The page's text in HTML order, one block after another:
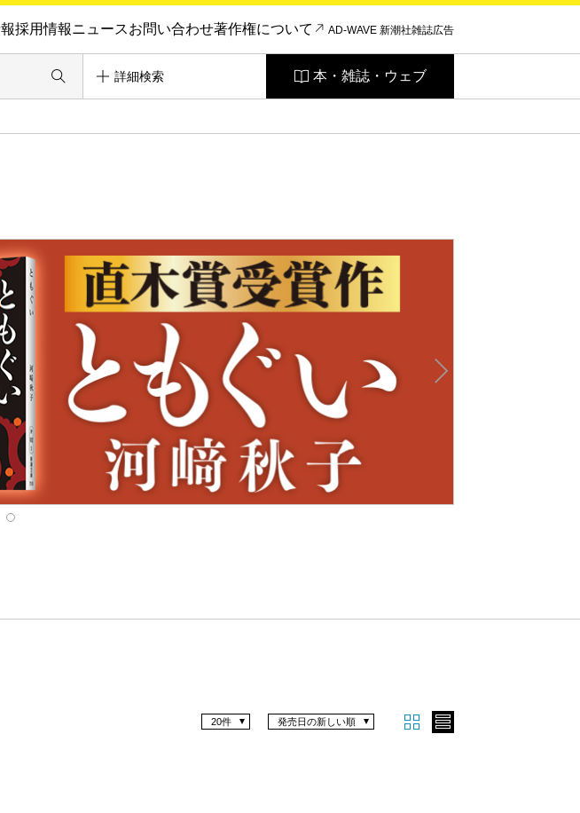
採用情報ニュースお問い合わせ著作権について AD-WAVE 新潮社雑誌広告
詳細検索 本・雑誌・ウェブ
発売日の新しい順
20件